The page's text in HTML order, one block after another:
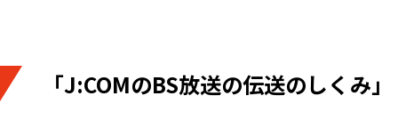
「J:COMのBS放送の伝送のしくみ」